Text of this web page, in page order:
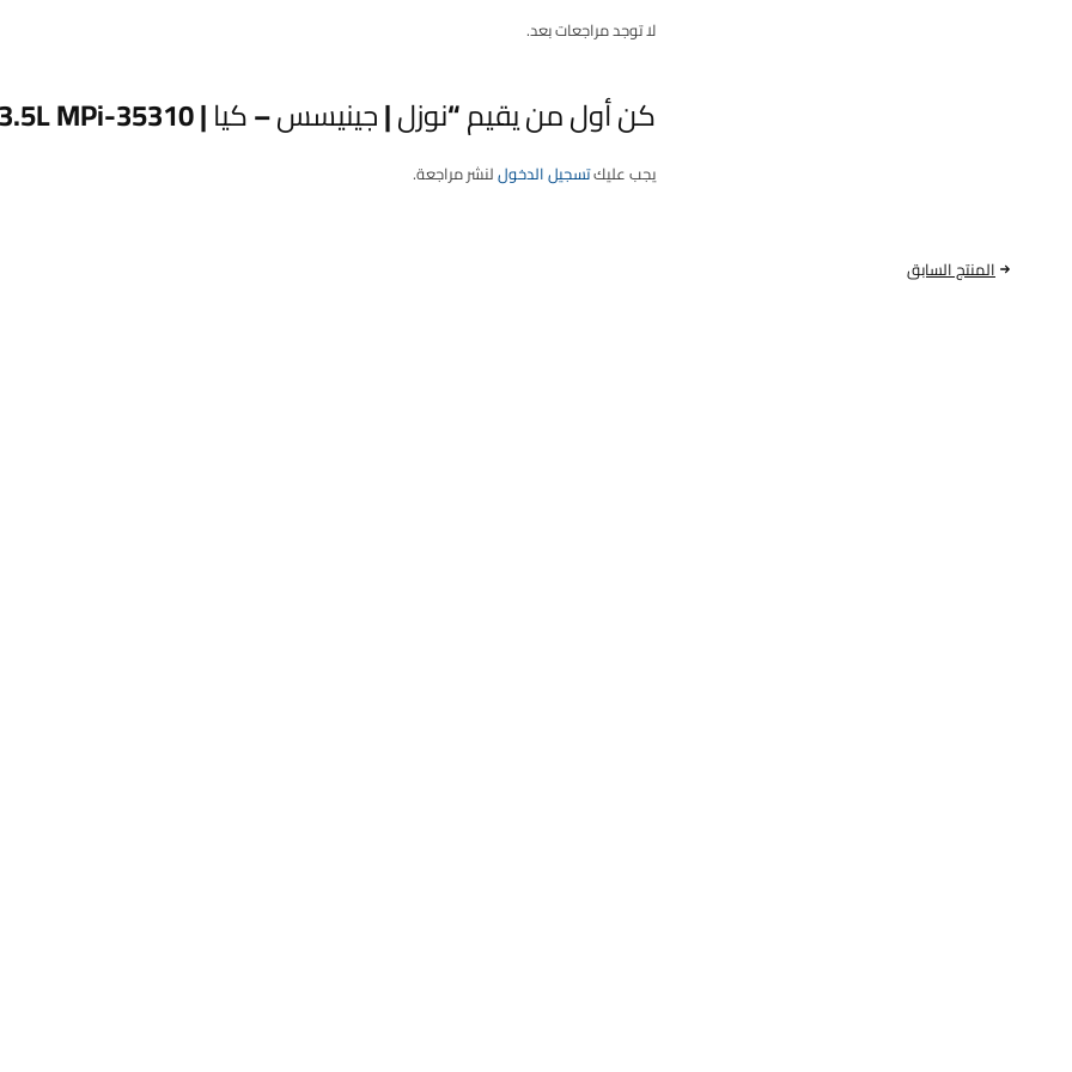
لا توجد مراجعات بعد.
كن أول من يقيم “نوزل | جينيسس – كيا | 35310-3NTB0 | 3.5L MPi”
يجب عليكتسجيل الدخوللنشر مراجعة.
المنتج السابق